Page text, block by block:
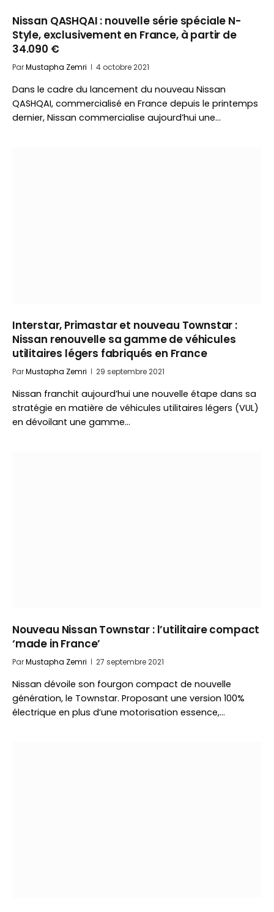
Nissan QASHQAI : nouvelle série spéciale N-
Style, exclusivement en France, à partir de
34.090 €
ParMustapha Zemri 4 octobre 2021
Dans le cadre du lancement du nouveau Nissan
QASHQAI, commercialisé en France depuis le printemps
dernier, Nissan commercialise aujourd’hui une…
Interstar, Primastar et nouveau Townstar :
Nissan renouvelle sa gamme de véhicules
utilitaires légers fabriqués en France
ParMustapha Zemri 29 septembre 2021
Nissan franchit aujourd’hui une nouvelle étape dans sa
stratégie en matière de véhicules utilitaires légers (VUL)
en dévoilant une gamme…
Nouveau Nissan Townstar : l’utilitaire compact
‘made in France’
ParMustapha Zemri 27 septembre 2021
Nissan dévoile son fourgon compact de nouvelle
génération, le Townstar. Proposant une version 100%
électrique en plus d’une motorisation essence,…